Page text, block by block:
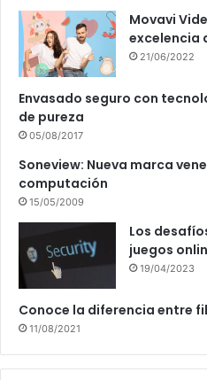
Movavi
excelencia
21/06/2022
Envasado seguro con
de pureza
05/08/2017
Soneview: Nueva marca
computación
15/05/2009
Los
juegos
19/04/2023
Conoce la diferencia entre
11/08/2021